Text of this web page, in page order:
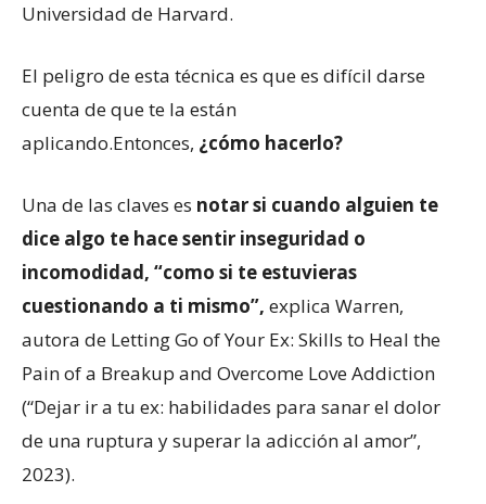
Universidad de Harvard.
El peligro de esta técnica es que es difícil darse
cuenta de que te la están
aplicando.Entonces, ¿cómo hacerlo?
Una de las claves es notar si cuando alguien te
dice algo te hace sentir inseguridad o
incomodidad, “como si te estuvieras
cuestionando a ti mismo”, explica Warren,
autora de Letting Go of Your Ex: Skills to Heal the
Pain of a Breakup and Overcome Love Addiction
(“Dejar ir a tu ex: habilidades para sanar el dolor
de una ruptura y superar la adicción al amor”,
2023).